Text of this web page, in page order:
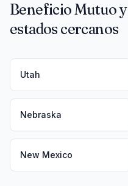
Beneficio Mutuo
estados cercanos
Utah
Nebraska
New Mexico